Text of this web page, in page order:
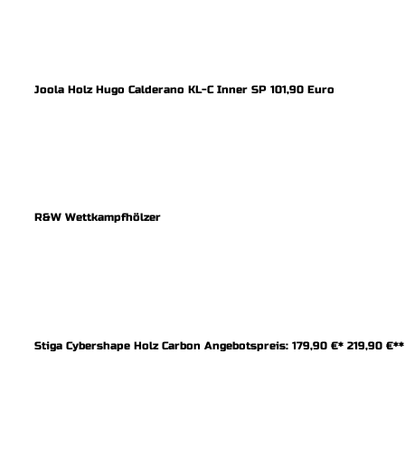
Joola Holz Hugo Calderano KL-C Inner SP 101,90 Euro
R&W Wettkampfhölzer
Stiga Cybershape Holz Carbon Angebotspreis: 179,90 €* 219,90